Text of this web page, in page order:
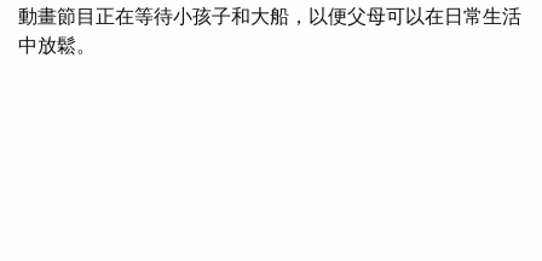
動畫節目正在等待小孩子和大船，以便父母可以在日常生活
中放鬆。